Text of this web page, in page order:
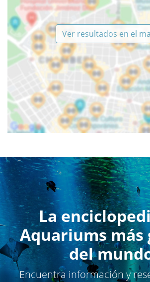
Ver resultados en el
La
Aquariums más
del
Encuentra información y